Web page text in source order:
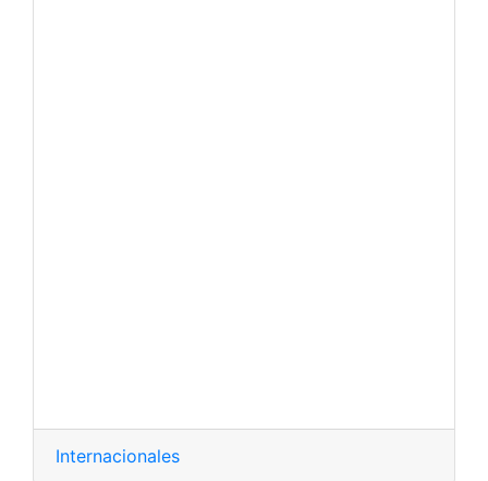
Internacionales